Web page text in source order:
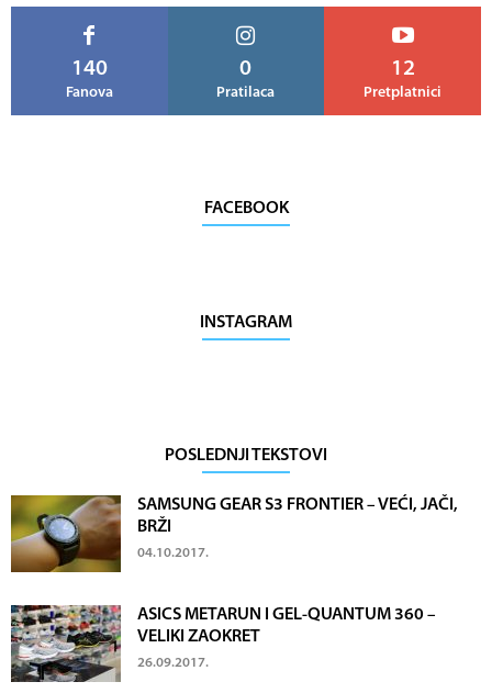
140
Fanova
0
Pratilaca
12
Pretplatnici
FACEBOOK
INSTAGRAM
POSLEDNJI TEKSTOVI
SAMSUNG GEAR S3 FRONTIER – VEĆI, JAČI,
BRŽI
04.10.2017.
ASICS METARUN I GEL-QUANTUM 360 –
VELIKI ZAOKRET
26.09.2017.